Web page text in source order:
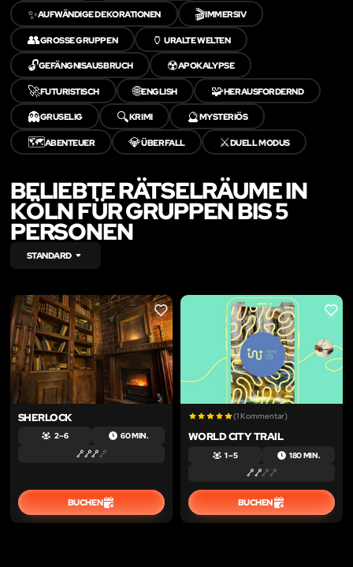
✨AUFWÄNDIGE DEKORATIONEN 🎬IMMERSIV
👥GROSSE GRUPPEN 🏺URALTE WELTEN
🔓GEFÄNGNISAUSBRUCH ☢️APOKALYPSE
🚀FUTURISTISCH 🌐ENGLISH 🧩HERAUSFORDERND
👻GRUSELIG 🔍KRIMI 🔮MYSTERIÖS
🗺️ABENTEUER 💎ÜBERFALL ⚔️DUELL MODUS
BELIEBTE RÄTSELRÄUME IN
KÖLN FÜR GRUPPEN BIS 5
PERSONEN
STANDARD
LIKE
SHERLOCK
2 – 6 60 MIN.
BUCHEN
LIKE
(1 Kommentar)
WORLD CITY TRAIL
1 – 5 180 MIN.
BUCHEN